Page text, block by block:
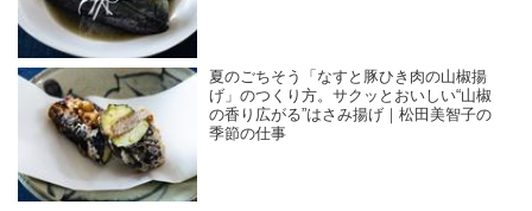
夏のごちそう「なすと豚ひき肉の山椒揚
げ」のつくり方。サクッとおいしい“山椒
の香り広がる”はさみ揚げ｜松田美智子の
季節の仕事